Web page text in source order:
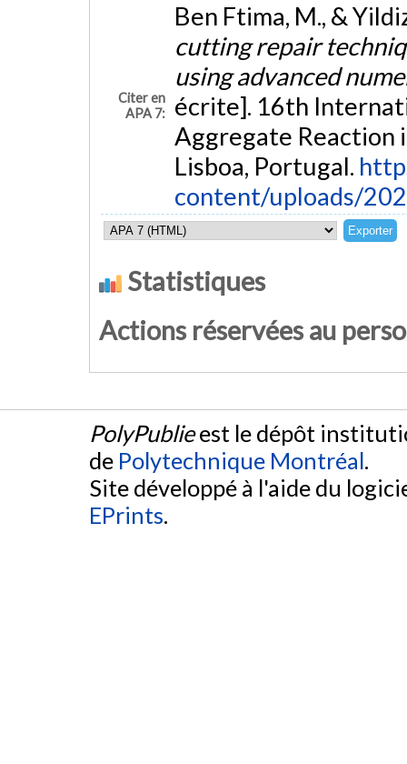
Citer en
APA 7:
Ben Ftima, M., &
cutting repair
using advanced
écrite]. 16th
Aggregate Reaction
Lisboa, Portugal.
content/uploads/
Statistiques
Actions réservées au
PolyPublieest le dépôt
de Polytechnique Montréal.
Site développé à l'aide du
EPrints.